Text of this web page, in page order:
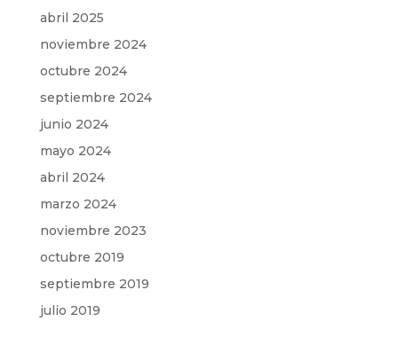
abril 2025
noviembre 2024
octubre 2024
septiembre 2024
junio 2024
mayo 2024
abril 2024
marzo 2024
noviembre 2023
octubre 2019
septiembre 2019
julio 2019